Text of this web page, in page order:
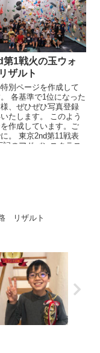
第1戦火の玉ウォ
ザルト
別ページを作成して
各基準で1位になった
、ぜひぜひ写真登録
たします。 このよう
作成しています。ご
。 東京2nd第11戦表
記のアドバンスクラス
リザルト